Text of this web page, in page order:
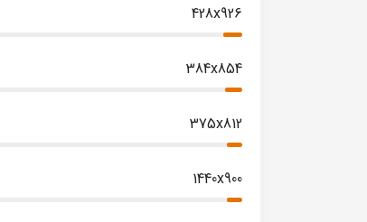
428x926
384x854
375x812
1440x900